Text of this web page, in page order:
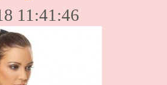
11:41:46